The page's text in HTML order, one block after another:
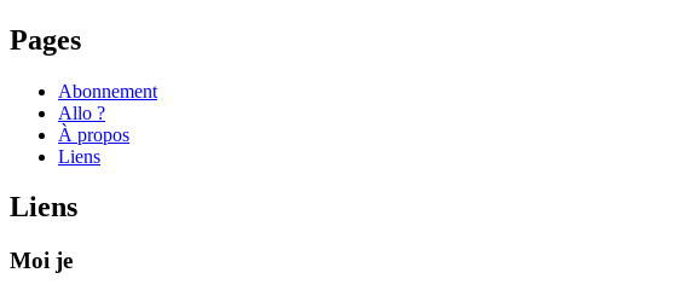
Pages
Abonnement
Allo ?
À propos
Liens
Liens
Moi je